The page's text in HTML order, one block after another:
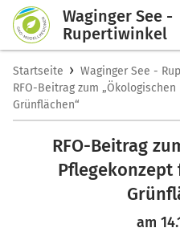
Waginger See -
Rupertiwinkel
Startseite › Waginger See -
RFO-Beitrag zum
Grünflächen“
RFO-Beitrag
am